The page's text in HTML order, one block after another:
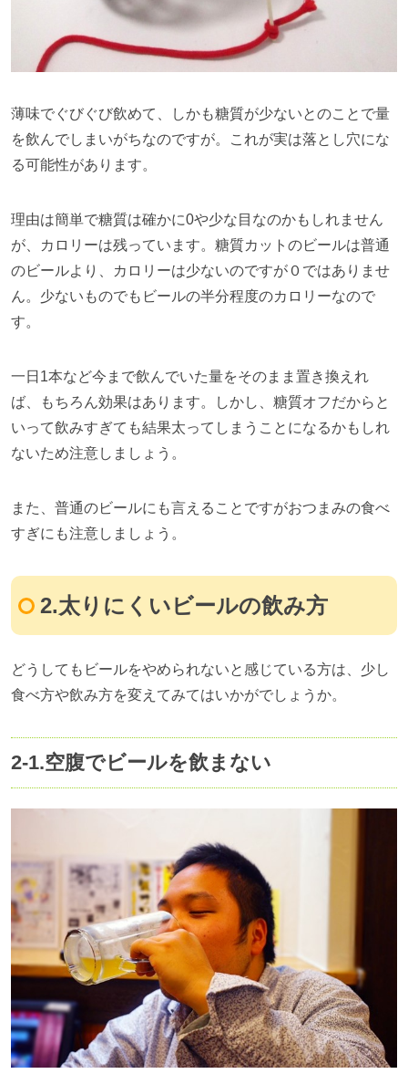
薄味でぐびぐび飲めて、しかも糖質が少ないとのことで量
を飲んでしまいがちなのですが。これが実は落とし穴にな
る可能性があります。
理由は簡単で糖質は確かに0や少な目なのかもしれません
が、カロリーは残っています。糖質カットのビールは普通
のビールより、カロリーは少ないのですが０ではありませ
ん。少ないものでもビールの半分程度のカロリーなので
す。
一日 1本など今まで飲んでいた量をそのまま置き換えれ
ば、もちろん効果はあります。しかし、糖質オフだからと
いって飲みすぎても結果太ってしまうことになるかもしれ
ないため注意しましょう。
また、普通のビールにも言えることですがおつまみの食べ
すぎにも注意しましょう。
2.太りにくいビールの飲み方
どうしてもビールをやめられないと感じている方は、少し
食べ方や飲み方を変えてみてはいかがでしょうか。
2-1.空腹でビールを飲まない